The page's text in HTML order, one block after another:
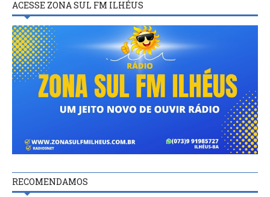
ACESSE ZONA SUL FM ILHÉUS
RECOMENDAMOS